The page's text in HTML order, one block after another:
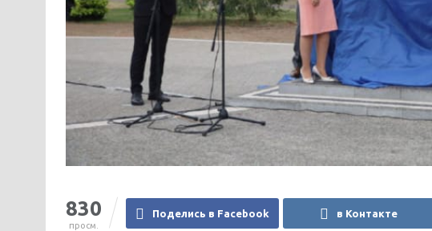
830
просм.
Поделись в Facebook в Контакте